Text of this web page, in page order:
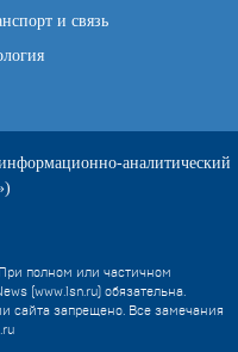
и связь
аналитический
полном или частичном
(www.1sn.ru) обязательна.
сайта запрещено. Все замечания